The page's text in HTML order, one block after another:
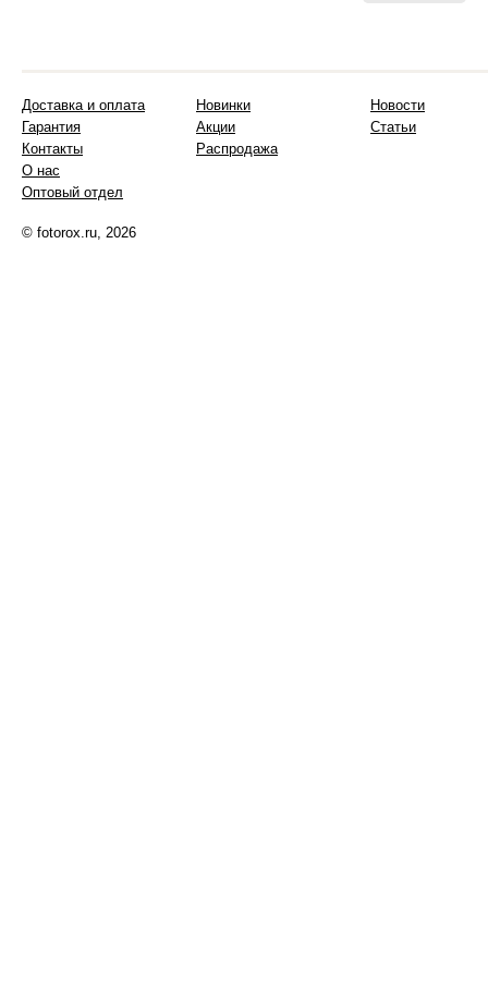
Доставка и оплата
Гарантия
Контакты
О нас
Оптовый отдел
Новинки
Акции
Распродажа
Новости
Статьи
© fotorox.ru, 2026